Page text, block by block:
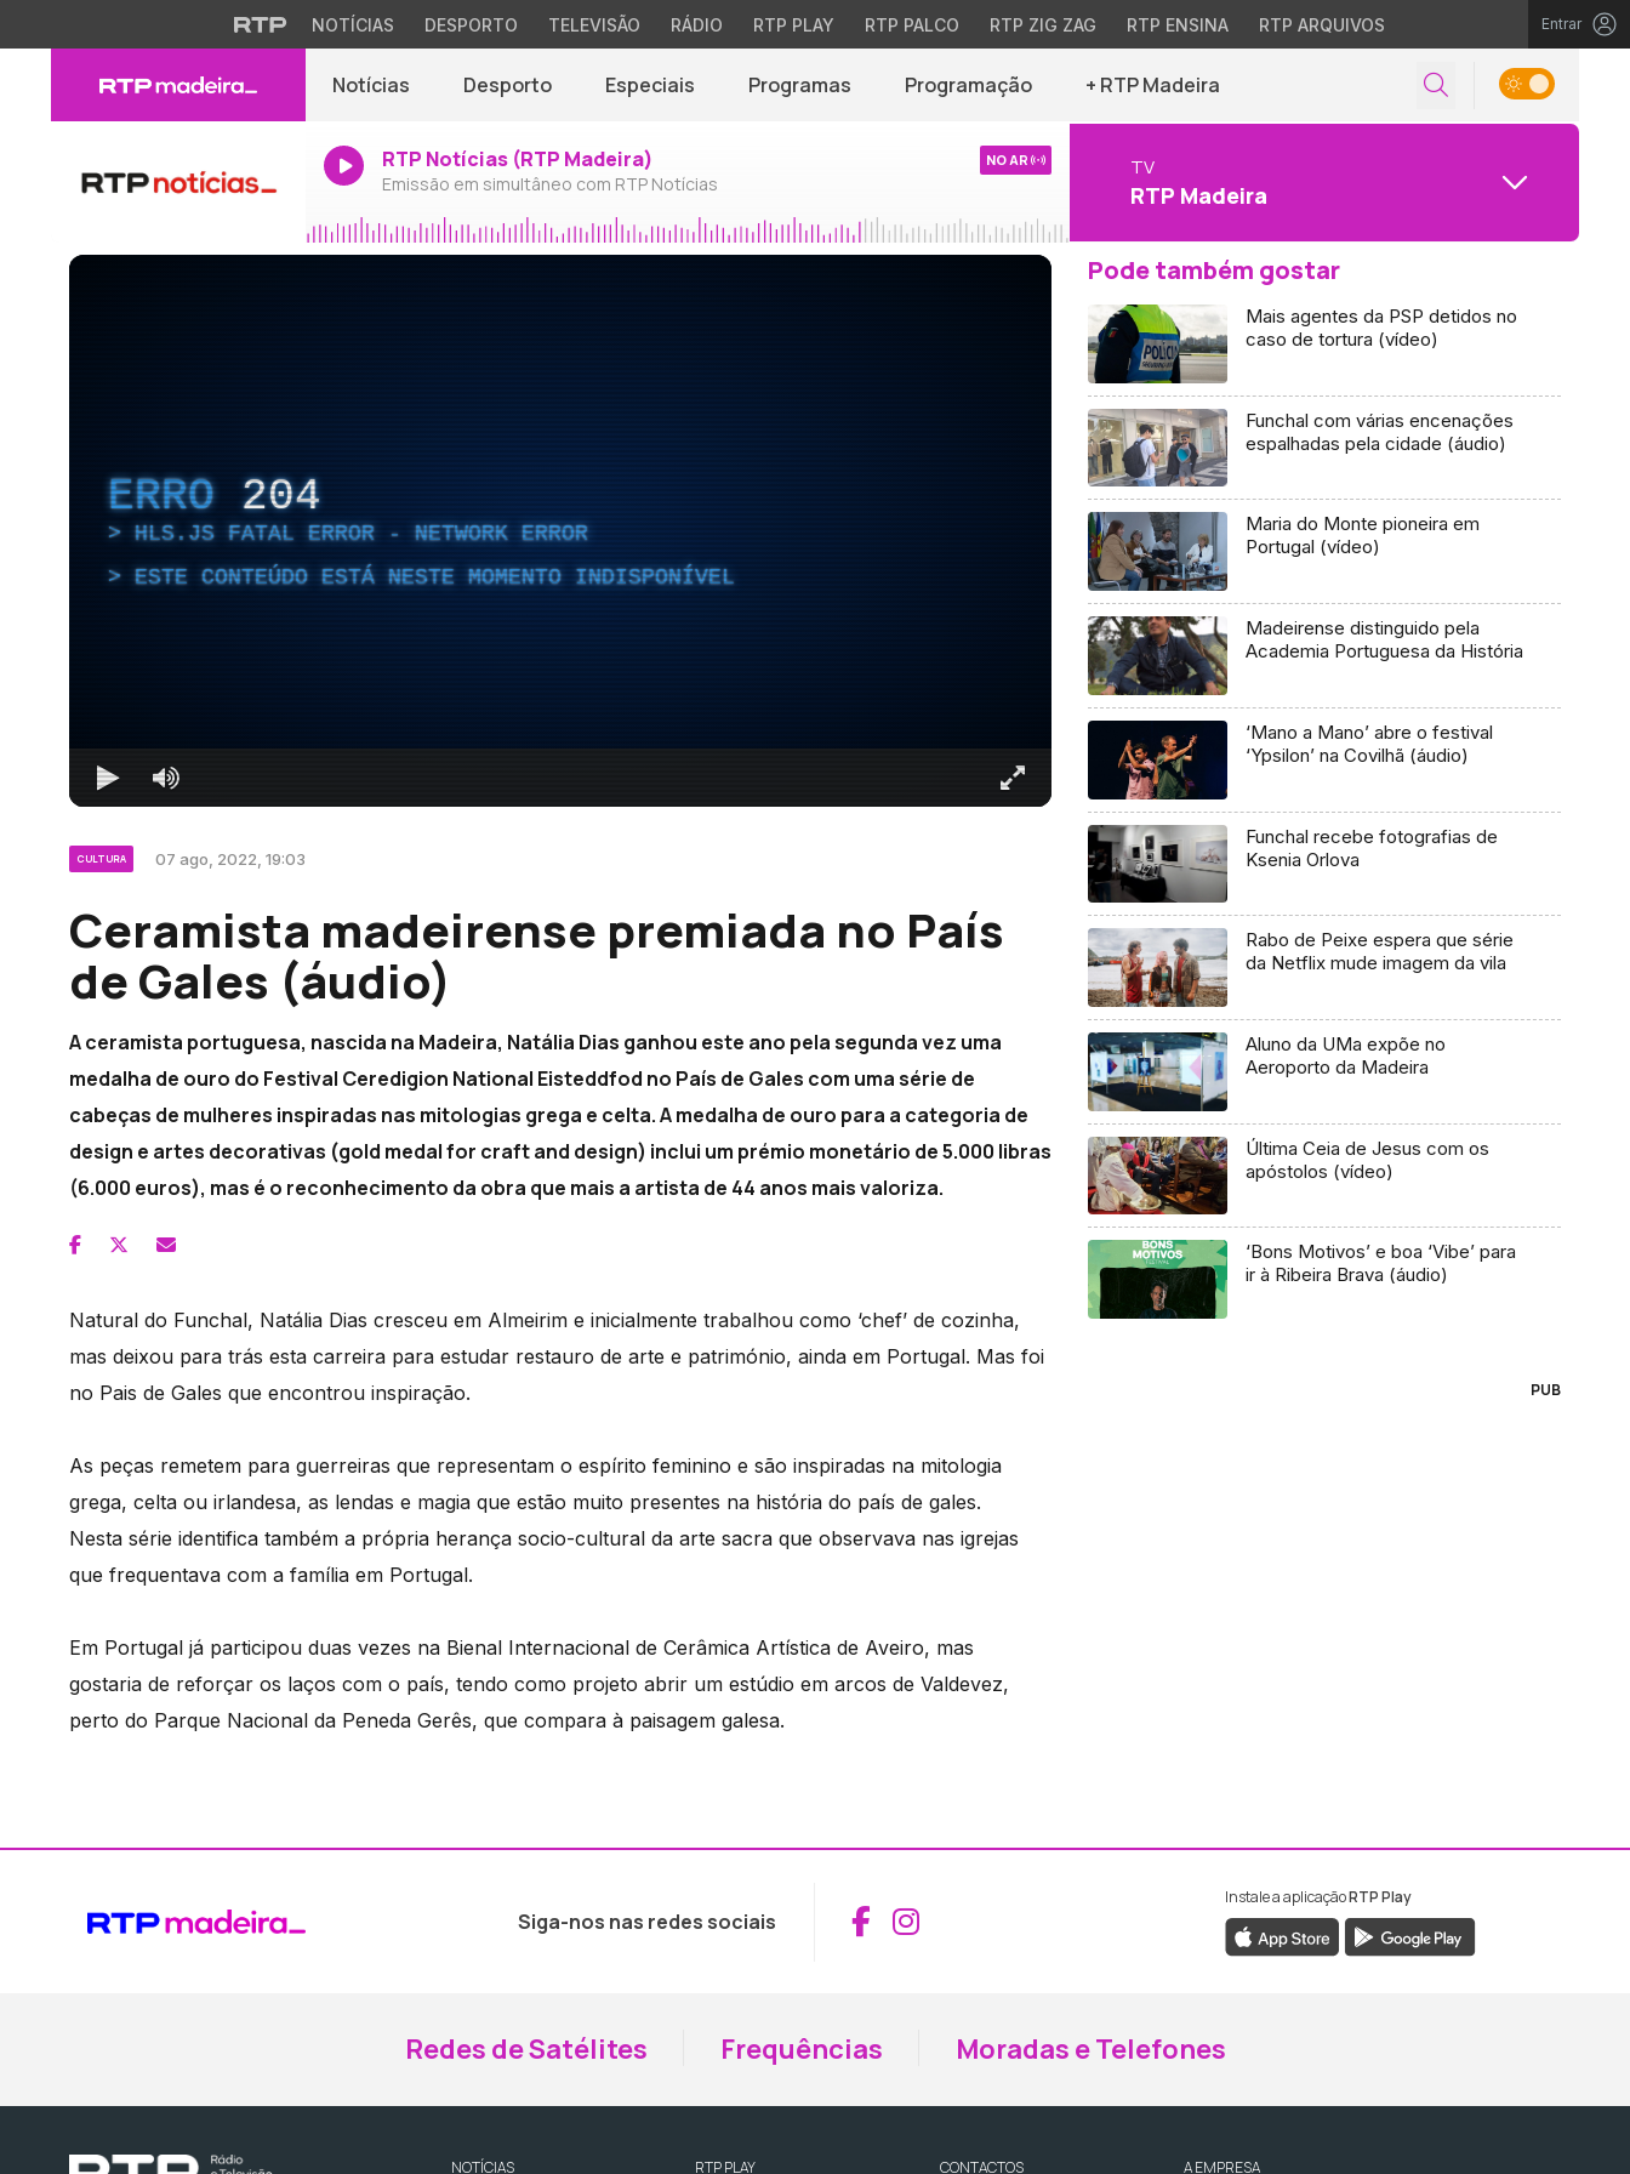
NOTÍCIAS DESPORTO TELEVISÃO RÁDIO RTP PLAY RTP PALCO RTP ZIG ZAG RTP ENSINA RTP ARQUIVOS Entrar
Notícias Desporto Especiais Programas Programação + RTP Madeira
RTP Notícias (RTP Madeira)
Emissão em simultâneo com RTP Notícias
NO AR TV
RTP Madeira
ERRO 204
HLS.JS FATAL ERROR - NETWORK ERROR
ESTE CONTEÚDO ESTÁ NESTE MOMENTO INDISPONÍVEL
CULTURA 07 ago, 2022, 19:03
Ceramista madeirense premiada no País
de Gales (áudio)
A ceramista portuguesa, nascida na Madeira, Natália Dias ganhou este ano pela segunda vez uma
medalha de ouro do Festival Ceredigion National Eisteddfod no País de Gales com uma série de
cabeças de mulheres inspiradas nas mitologias grega e celta. A medalha de ouro para a categoria de
design e artes decorativas (gold medal for craft and design) inclui um prémio monetário de 5.000 libras
(6.000 euros), mas é o reconhecimento da obra que mais a artista de 44 anos mais valoriza.
Natural do Funchal, Natália Dias cresceu em Almeirim e inicialmente trabalhou como ‘chef’ de cozinha,
mas deixou para trás esta carreira para estudar restauro de arte e património, ainda em Portugal. Mas foi
no Pais de Gales que encontrou inspiração.
As peças remetem para guerreiras que representam o espírito feminino e são inspiradas na mitologia
grega, celta ou irlandesa, as lendas e magia que estão muito presentes na história do país de gales.
Nesta série identifica também a própria herança socio-cultural da arte sacra que observava nas igrejas
que frequentava com a família em Portugal.
Em Portugal já participou duas vezes na Bienal Internacional de Cerâmica Artística de Aveiro, mas
gostaria de reforçar os laços com o país, tendo como projeto abrir um estúdio em arcos de Valdevez,
perto do Parque Nacional da Peneda Gerês, que compara à paisagem galesa.
Pode também gostar
Mais agentes da PSP detidos no
caso de tortura (vídeo)
Funchal com várias encenações
espalhadas pela cidade (áudio)
Maria do Monte pioneira em
Portugal (vídeo)
Madeirense distinguido pela
Academia Portuguesa da História
‘Mano a Mano’ abre o festival
‘Ypsilon’ na Covilhã (áudio)
Funchal recebe fotografias de
Ksenia Orlova
Rabo de Peixe espera que série
da Netflix mude imagem da vila
Aluno da UMa expõe no
Aeroporto da Madeira
Última Ceia de Jesus com os
apóstolos (vídeo)
‘Bons Motivos’ e boa ‘Vibe’ para
ir à Ribeira Brava (áudio)
PUB
Siga-nos nas redes sociais Aceder ao Facebook da RTP Madeira
Aceder ao Instagram da RTP Madeira
Instale a aplicaçãoRTP Play
Redes de Satélites Frequências Moradas e Telefones
NOTÍCIAS RTP PLAY CONTACTOS A EMPRESA